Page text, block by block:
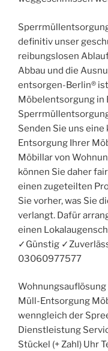
definitiv unser
reibungslosen
Abbau und die
entsorgen-Berlin®
Möbelentsorgung in
Senden Sie uns
Entsorgung Ihrer
Möbillar von
können Sie daher
einen zugeteilten
Sie vorher, was Sie
verlangt. Dafür
einen
✓Günstig
03060977577
Müll-Entsorgung
wenngleich der
Dienstleistung
Stückel (+ Zahl) Uhr